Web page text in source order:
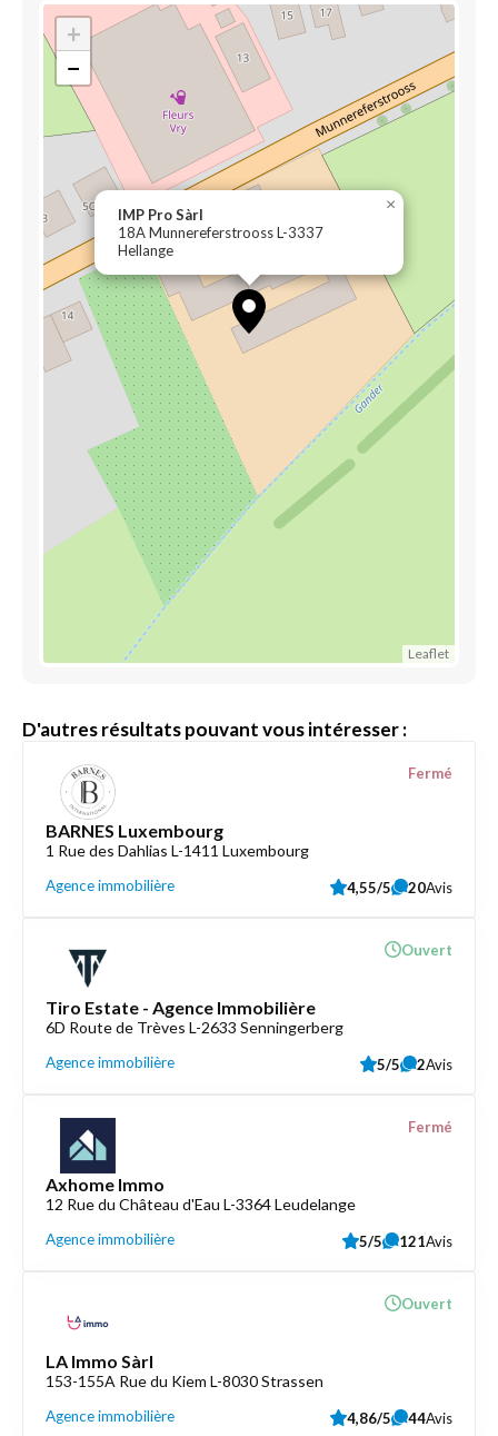
IMP Pro Sàrl
18A Munnereferstrooss L-3337
Hellange
×
+
−
Leaflet
D'autres résultats pouvant vous intéresser :
BARNES Luxembourg
1 Rue des Dahlias L-1411 Luxembourg
Agence immobilière
Fermé
4,55/5 20Avis
Tiro Estate - Agence Immobilière
6D Route de Trèves L-2633 Senningerberg
Agence immobilière
Ouvert
5/5 2Avis
Axhome Immo
12 Rue du Château d'Eau L-3364 Leudelange
Agence immobilière
Fermé
5/5 121Avis
LA Immo Sàrl
153-155A Rue du Kiem L-8030 Strassen
Agence immobilière
Ouvert
4,86/5 44Avis